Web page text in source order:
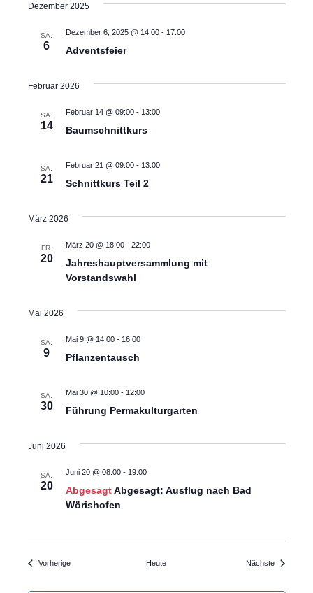
Dezember 2025
SA.
6 Adventsfeier
Dezember 6, 2025 @ 14:00- 17:00
Februar 2026
SA.
14 Baumschnittkurs
Februar 14 @ 09:00- 13:00
SA.
21 Schnittkurs Teil 2
Februar 21 @ 09:00- 13:00
März 2026
FR.
20
Jahreshauptversammlung mit
Vorstandswahl
März 20 @ 18:00- 22:00
Mai 2026
SA.
9 Pflanzentausch
Mai 9 @ 14:00- 16:00
SA.
30 Führung Permakulturgarten
Mai 30 @ 10:00- 12:00
Juni 2026
SA.
20 Abgesagt Abgesagt: Ausflug nach Bad
Wörishofen
Juni 20 @ 08:00- 19:00
VorherigeVeranstaltungen Heute Nächste